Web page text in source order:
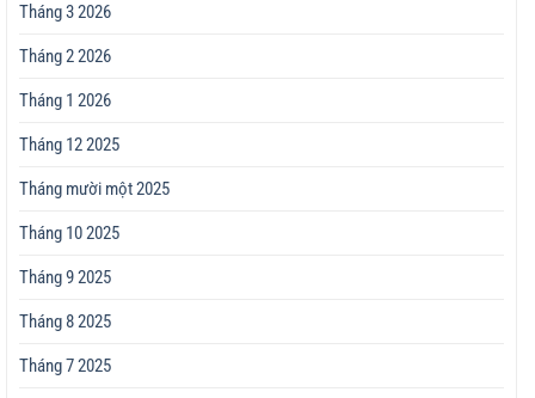
Tháng 3 2026
Tháng 2 2026
Tháng 1 2026
Tháng 12 2025
Tháng mười một 2025
Tháng 10 2025
Tháng 9 2025
Tháng 8 2025
Tháng 7 2025